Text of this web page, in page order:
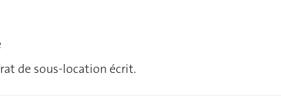
de sous-location écrit.